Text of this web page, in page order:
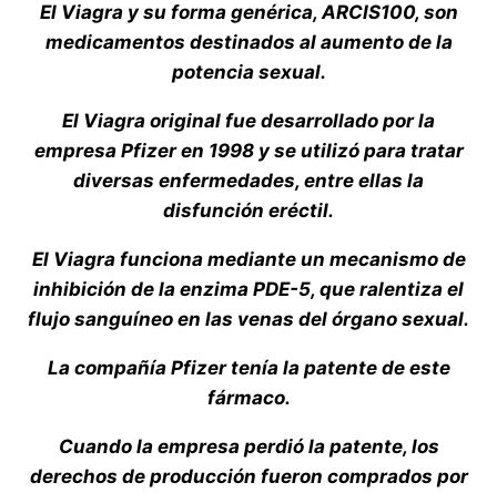
El Viagra y su forma genérica, ARCIS100, son
medicamentos destinados al aumento de la
potencia sexual.
El Viagra original fue desarrollado por la
empresa Pfizer en 1998 y se utilizó para tratar
diversas enfermedades, entre ellas la
disfunción eréctil.
El Viagra funciona mediante un mecanismo de
inhibición de la enzima PDE-5, que ralentiza el
flujo sanguíneo en las venas del órgano sexual.
La compañía Pfizer tenía la patente de este
fármaco.
Cuando la empresa perdió la patente, los
derechos de producción fueron comprados por